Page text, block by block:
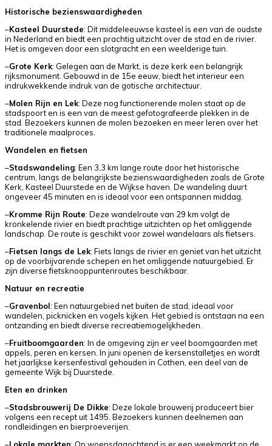
Historische bezienswaardigheden
–Kasteel Duurstede: Dit middeleeuwse kasteel is een van de oudste
in Nederland en biedt een prachtig uitzicht over de stad en de rivier.
Het is omgeven door een slotgracht en een weelderige tuin.
–Grote Kerk: Gelegen aan de Markt, is deze kerk een belangrijk
rijksmonument. Gebouwd in de 15e eeuw, biedt het interieur een
indrukwekkende indruk van de gotische architectuur.
–Molen Rijn en Lek: Deze nog functionerende molen staat op de
stadspoort en is een van de meest gefotografeerde plekken in de
stad. Bezoekers kunnen de molen bezoeken en meer leren over het
traditionele maalproces.
Wandelen en fietsen
–Stadswandeling: Een 3,3 km lange route door het historische
centrum, langs de belangrijkste bezienswaardigheden zoals de Grote
Kerk, Kasteel Duurstede en de Wijkse haven. De wandeling duurt
ongeveer 45 minuten en is ideaal voor een ontspannen middag.
–Kromme Rijn Route: Deze wandelroute van 29 km volgt de
kronkelende rivier en biedt prachtige uitzichten op het omliggende
landschap. De route is geschikt voor zowel wandelaars als fietsers.
–Fietsen langs de Lek: Fiets langs de rivier en geniet van het uitzicht
op de voorbijvarende schepen en het omliggende natuurgebied. Er
zijn diverse fietsknooppuntenroutes beschikbaar.
Natuur en recreatie
–Gravenbol: Een natuurgebied net buiten de stad, ideaal voor
wandelen, picknicken en vogels kijken. Het gebied is ontstaan na een
ontzanding en biedt diverse recreatiemogelijkheden.
–Fruitboomgaarden: In de omgeving zijn er veel boomgaarden met
appels, peren en kersen. In juni openen de kersenstalletjes en wordt
het jaarlijkse kersenfestival gehouden in Cothen, een deel van de
gemeente Wijk bij Duurstede.
Eten en drinken
–Stadsbrouwerij De Dikke: Deze lokale brouwerij produceert bier
volgens een recept uit 1495. Bezoekers kunnen deelnemen aan
rondleidingen en bierproeverijen.